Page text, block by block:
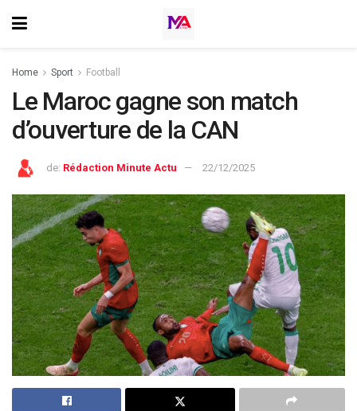
Home Sport Football
Le Maroc gagne son match
d’ouverture de la CAN
de: Rédaction Minute Actu 22/12/2025